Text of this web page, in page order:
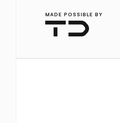
MADE POSSIBLE BY